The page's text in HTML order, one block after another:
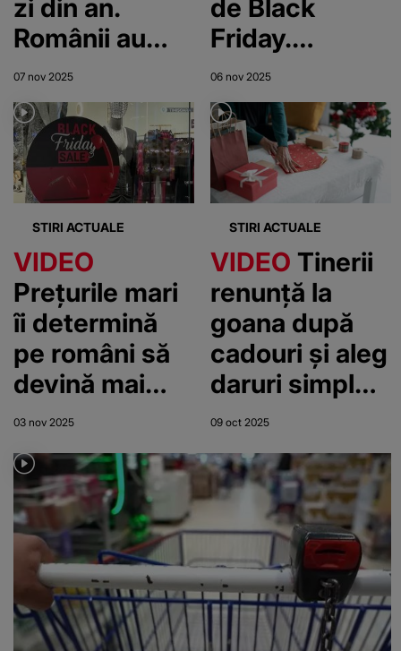
zi din an.
Românii au
profitat de
ocazie și au
cumpărat de
toate
07 nov 2025
de Black
Friday.
Generația care
vânează în
continuare
cele mai multe
promoții
06 nov 2025
STIRI ACTUALE
VIDEO
Prețurile mari
îi determină
pe români să
devină mai
atenți la
oferte. Cât
durează până
când iau o
decizie
03 nov 2025
STIRI ACTUALE
VIDEO Tinerii
renunță la
goana după
cadouri și aleg
daruri simple,
cu
semnificație:
„Mi-e greu să
merg la
cumpărături,
nu-mi place”
09 oct 2025